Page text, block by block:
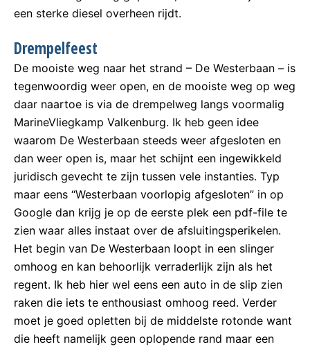
een sterke diesel overheen rijdt.
Drempelfeest
De mooiste weg naar het strand – De Westerbaan – is
tegenwoordig weer open, en de mooiste weg op weg
daar naartoe is via de drempelweg langs voormalig
MarineVliegkamp Valkenburg. Ik heb geen idee
waarom De Westerbaan steeds weer afgesloten en
dan weer open is, maar het schijnt een ingewikkeld
juridisch gevecht te zijn tussen vele instanties. Typ
maar eens “Westerbaan voorlopig afgesloten” in op
Google dan krijg je op de eerste plek een pdf-file te
zien waar alles instaat over de afsluitingsperikelen.
Het begin van De Westerbaan loopt in een slinger
omhoog en kan behoorlijk verraderlijk zijn als het
regent. Ik heb hier wel eens een auto in de slip zien
raken die iets te enthousiast omhoog reed. Verder
moet je goed opletten bij de middelste rotonde want
die heeft namelijk geen oplopende rand maar een